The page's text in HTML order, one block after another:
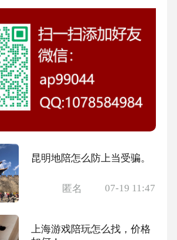
昆明地陪怎么防上当受骗。
匿名 07-19 11:47
上海游戏陪玩怎么找，价格